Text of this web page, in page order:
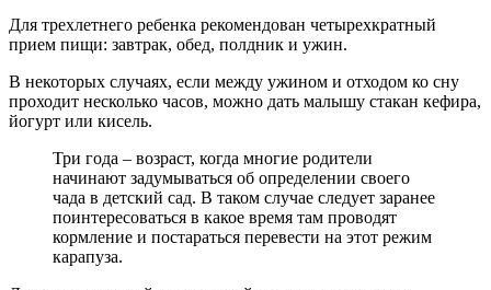
Для трехлетнего ребенка рекомендован четырехкратный
прием пищи: завтрак, обед, полдник и ужин.
В некоторых случаях, если между ужином и отходом ко сну
проходит несколько часов, можно дать малышу стакан кефира,
йогурт или кисель.
Три года – возраст, когда многие родители
начинают задумываться об определении своего
чада в детский сад. В таком случае следует заранее
поинтересоваться в какое время там проводят
кормление и постараться перевести на этот режим
карапуза.